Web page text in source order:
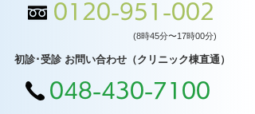
0120-951-002
(8時45分〜17時00分)
初診･受診 お問い合わせ（クリニック棟直通）
048-430-7100